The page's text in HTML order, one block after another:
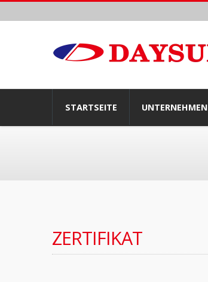
STARTSEITE UNTERNEHMEN
ZERTIFIKAT